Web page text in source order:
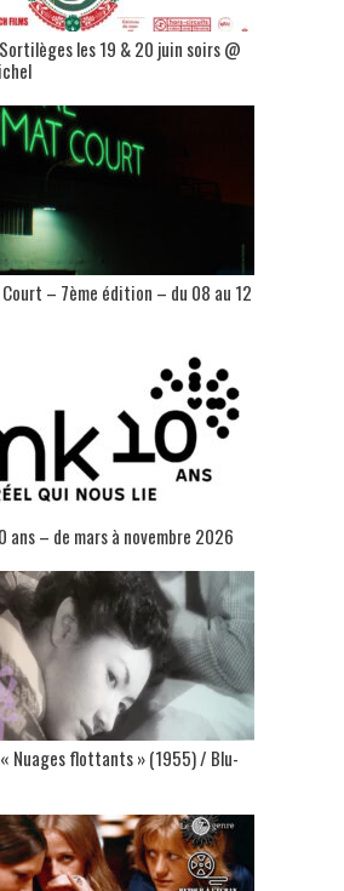
les 19 & 20 juin soirs @
– 7ème édition – du 08 au 12
ans – de mars à novembre 2026
Nuages flottants » (1955) / Blu-